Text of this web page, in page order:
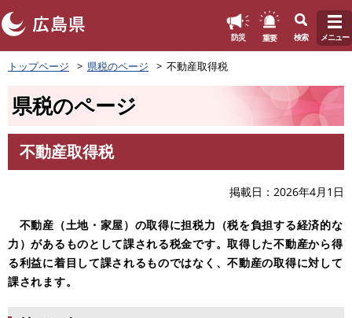
ペ
ー
頭
す
防災 重要 検索 メニュー
トップページ 県税のページ 不動産取得税
県税のページ
文
不動産取得税
掲載日 2026年4月1日
不動産（土地・家屋）の取得に担税力（税を負担する経済的な
力）があるものとして課される税金です。取得した不動産から得
る利益に着目して課されるものではなく、不動産の取得に対して
課されます。